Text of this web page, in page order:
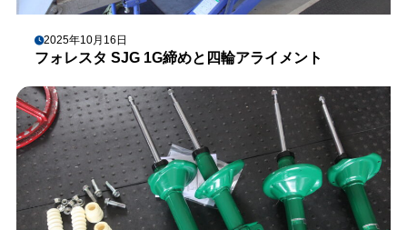
2025年10月16日
フォレスタ SJG 1G締めと四輪アライメント